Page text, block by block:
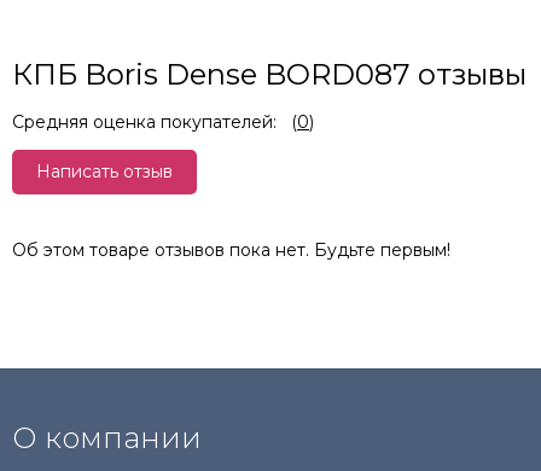
КПБ Boris Dense BORD087 отзывы
Средняя оценка покупателей: (0)
Написать отзыв
Об этом товаре отзывов пока нет. Будьте первым!
О компании